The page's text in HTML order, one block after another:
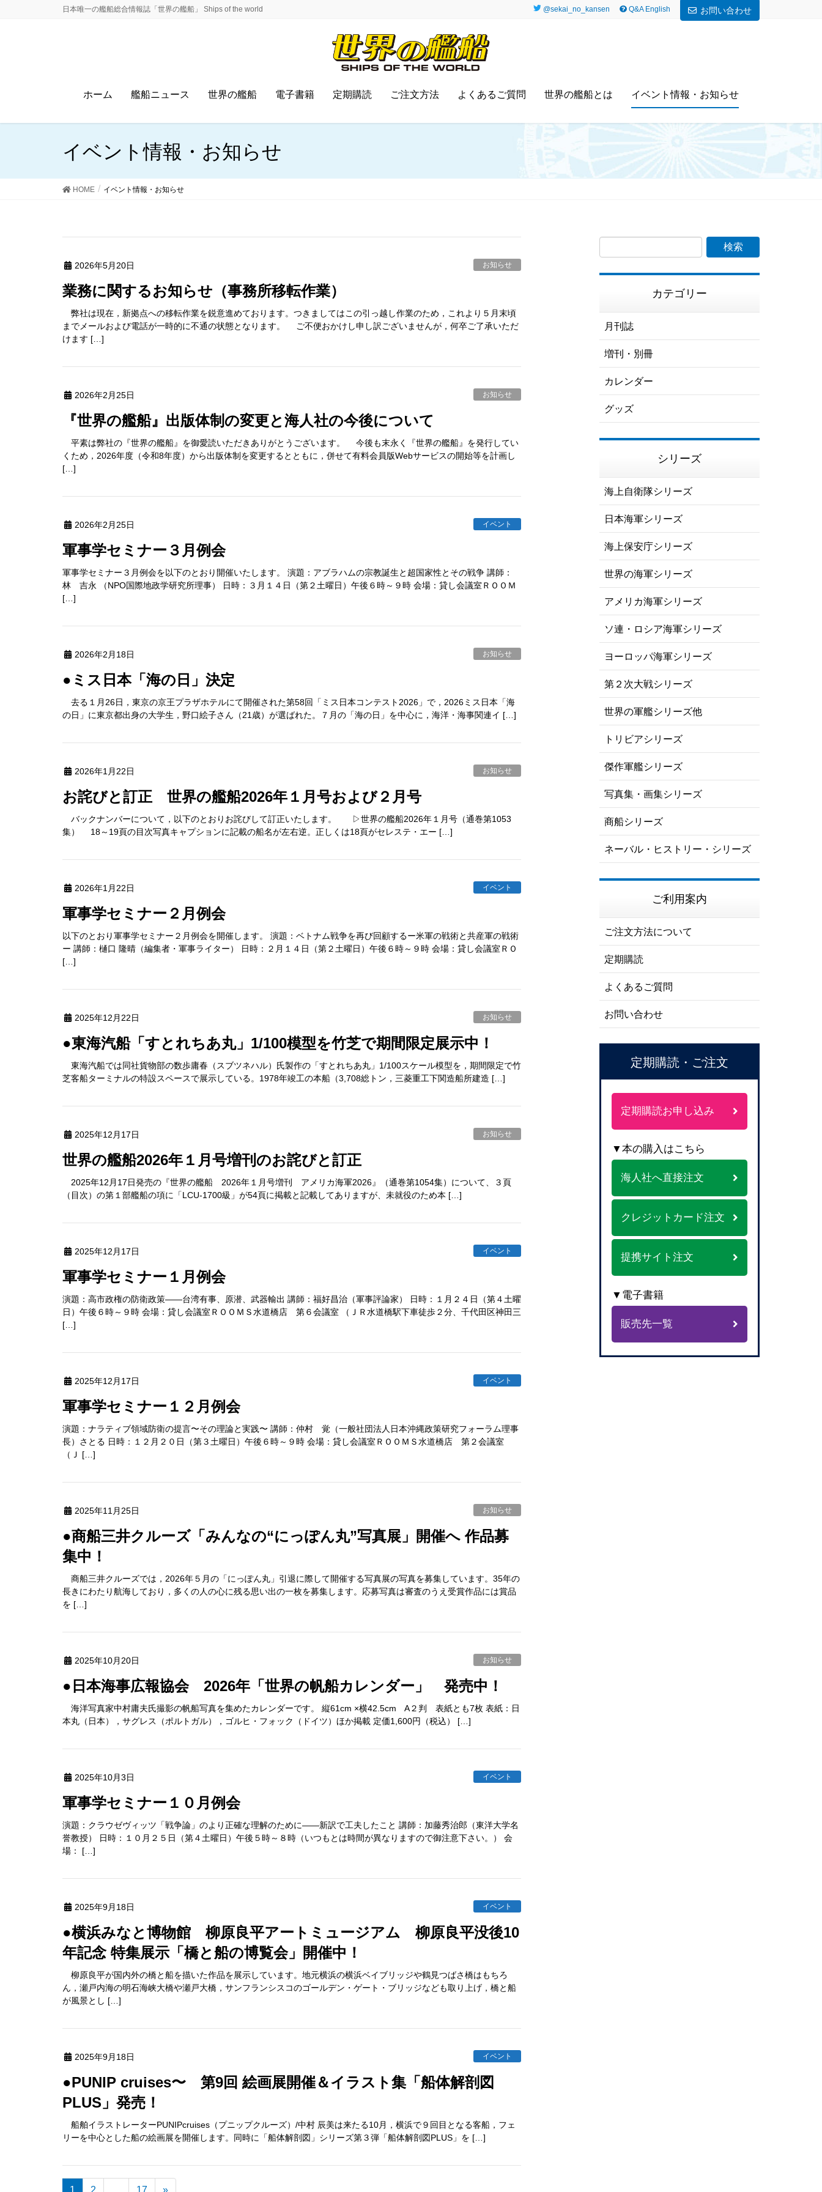
日本唯一の艦船総合情報誌「世界の艦船」 Ships of the world @sekai_no_kansen Q&A English お問い合わせ
ホーム 艦船ニュース 世界の艦船 電子書籍 定期購読 ご注文方法 よくあるご質問 世界の艦船とは イベント情報・お知らせ
イベント情報・お知らせ
HOME イベント情報・お知らせ
2026年5月20日 お知らせ
業務に関するお知らせ（事務所移転作業）
弊社は現在，新拠点への移転作業を鋭意進めております。つきましてはこの引っ越し作業のため，これより５月末頃
までメールおよび電話が一時的に不通の状態となります。 ご不便おかけし申し訳ございませんが，何卒ご了承いただ
けます […]
2026年2月25日 お知らせ
『世界の艦船』出版体制の変更と海人社の今後について
平素は弊社の『世界の艦船』を御愛読いただきありがとうございます。 今後も末永く『世界の艦船』を発行してい
くため，2026年度（令和8年度）から出版体制を変更するとともに，併せて有料会員版Webサービスの開始等を計画し
[…]
2026年2月25日 イベント
軍事学セミナー３月例会
軍事学セミナー３月例会を以下のとおり開催いたします。 演題：アブラハムの宗教誕生と超国家性とその戦争 講師：
林 吉永 （NPO国際地政学研究所理事） 日時：３月１４日（第２土曜日）午後６時～９時 会場：貸し会議室ＲＯＯＭ
[…]
2026年2月18日 お知らせ
●ミス日本「海の日」決定
去る１月26日，東京の京王プラザホテルにて開催された第58回「ミス日本コンテスト2026」で，2026ミス日本「海
の日」に東京都出身の大学生，野口絵子さん（21歳）が選ばれた。７月の「海の日」を中心に，海洋・海事関連イ […]
2026年1月22日 お知らせ
お詫びと訂正 世界の艦船2026年１月号および２月号
バックナンバーについて，以下のとおりお詫びして訂正いたします。 ▷世界の艦船2026年１月号（通巻第1053
集） 18～19頁の目次写真キャプションに記載の船名が左右逆。正しくは18頁がセレステ・エー […]
2026年1月22日 イベント
軍事学セミナー２月例会
以下のとおり軍事学セミナー２月例会を開催します。 演題：ベトナム戦争を再び回顧するー米軍の戦術と共産軍の戦術
ー 講師：樋口 隆晴（編集者・軍事ライター） 日時：２月１４日（第２土曜日）午後６時～９時 会場：貸し会議室ＲＯ
[…]
2025年12月22日 お知らせ
●東海汽船「すとれちあ丸」1/100模型を竹芝で期間限定展示中！
東海汽船では同社貨物部の数歩庸春（スブツネハル）氏製作の「すとれちあ丸」1/100スケール模型を，期間限定で竹
芝客船ターミナルの特設スペースで展示している。1978年竣工の本船（3,708総トン，三菱重工下関造船所建造 […]
2025年12月17日 お知らせ
世界の艦船2026年１月号増刊のお詫びと訂正
2025年12月17日発売の『世界の艦船 2026年１月号増刊 アメリカ海軍2026』（通巻第1054集）について、３頁
（目次）の第１部艦船の項に「LCU-1700級」が54頁に掲載と記載してありますが、未就役のため本 […]
2025年12月17日 イベント
軍事学セミナー１月例会
演題：高市政権の防衛政策――台湾有事、原潜、武器輸出 講師：福好昌治（軍事評論家） 日時：１月２４日（第４土曜
日）午後６時～９時 会場：貸し会議室ＲＯＯＭＳ水道橋店 第６会議室 （ＪＲ水道橋駅下車徒歩２分、千代田区神田三
[…]
2025年12月17日 イベント
軍事学セミナー１２月例会
演題：ナラティブ領域防衛の提言〜その理論と実践〜 講師：仲村 覚（一般社団法人日本沖縄政策研究フォーラム理事
長）さとる 日時：１２月２０日（第３土曜日）午後６時～９時 会場：貸し会議室ＲＯＯＭＳ水道橋店 第２会議室
（Ｊ […]
2025年11月25日 お知らせ
●商船三井クルーズ「みんなの“にっぽん丸”写真展」開催へ 作品募
集中！
商船三井クルーズでは，2026年５月の「にっぽん丸」引退に際して開催する写真展の写真を募集しています。35年の
長きにわたり航海しており，多くの人の心に残る思い出の一枚を募集します。応募写真は審査のうえ受賞作品には賞品
を […]
2025年10月20日 お知らせ
●日本海事広報協会 2026年「世界の帆船カレンダー」 発売中！
海洋写真家中村庸夫氏撮影の帆船写真を集めたカレンダーです。 縦61cm ×横42.5cm A２判 表紙とも7枚 表紙：日
本丸（日本），サグレス（ポルトガル），ゴルヒ・フォック（ドイツ）ほか掲載 定価1,600円（税込） […]
2025年10月3日 イベント
軍事学セミナー１０月例会
演題：クラウゼヴィッツ「戦争論」のより正確な理解のために――新訳で工夫したこと 講師：加藤秀治郎（東洋大学名
誉教授） 日時：１０月２５日（第４土曜日）午後５時～８時（いつもとは時間が異なりますので御注意下さい。） 会
場： […]
2025年9月18日 イベント
●横浜みなと博物館 柳原良平アートミュージアム 柳原良平没後10
年記念 特集展示「橋と船の博覧会」開催中！
柳原良平が国内外の橋と船を描いた作品を展示しています。地元横浜の横浜ベイブリッジや鶴見つばさ橋はもちろ
ん，瀬戸内海の明石海峡大橋や瀬戸大橋，サンフランシスコのゴールデン・ゲート・ブリッジなども取り上げ，橋と船
が風景とし […]
2025年9月18日 イベント
●PUNIP cruises〜 第9回 絵画展開催＆イラスト集「船体解剖図
PLUS」発売！
船舶イラストレーターPUNIPcruises（プニップクルーズ）/中村 辰美は来たる10月，横浜で９回目となる客船，フェ
リーを中心とした船の絵画展を開催します。同時に「船体解剖図」シリーズ第３弾「船体解剖図PLUS」を […]
1 2 17 »
カテゴリー
月刊誌
増刊・別冊
カレンダー
グッズ
シリーズ
海上自衛隊シリーズ
日本海軍シリーズ
海上保安庁シリーズ
世界の海軍シリーズ
アメリカ海軍シリーズ
ソ連・ロシア海軍シリーズ
ヨーロッパ海軍シリーズ
第２次大戦シリーズ
世界の軍艦シリーズ他
トリビアシリーズ
傑作軍艦シリーズ
写真集・画集シリーズ
商船シリーズ
ネーバル・ヒストリー・シリーズ
ご利用案内
ご注文方法について
定期購読
よくあるご質問
お問い合わせ
定期購読・ご注文
定期購読お申し込み
▼本の購入はこちら
海人社へ直接注文
クレジットカード注文
提携サイト注文
▼電子書籍
販売先一覧